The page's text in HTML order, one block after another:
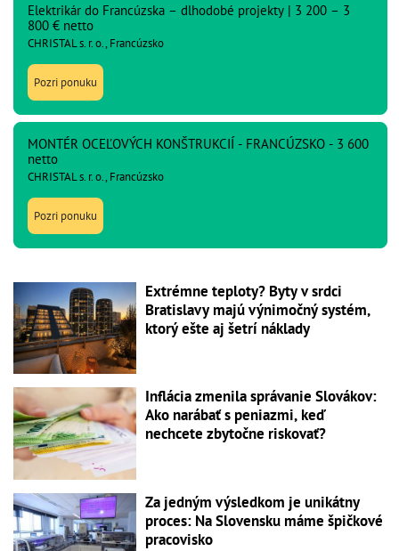
Elektrikár do Francúzska – dlhodobé projekty | 3 200 – 3
800 € netto
CHRISTAL s. r. o., Francúzsko
Pozri ponuku
MONTÉR OCEĽOVÝCH KONŠTRUKCIÍ - FRANCÚZSKO - 3 600
netto
CHRISTAL s. r. o., Francúzsko
Pozri ponuku
Extrémne teploty? Byty v srdci
Bratislavy majú výnimočný systém,
ktorý ešte aj šetrí náklady
Inflácia zmenila správanie Slovákov:
Ako narábať s peniazmi, keď
nechcete zbytočne riskovať?
Za jedným výsledkom je unikátny
proces: Na Slovensku máme špičkové
pracovisko